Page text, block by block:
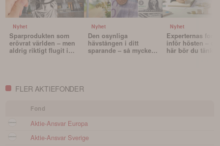
Nyhet
Sparprodukten som
erövrat världen – men
aldrig riktigt flugit i
Nyhet
Den osynliga
hävstången i ditt
sparande – så mycket
Nyhet
Experternas
inför hösten –
här bör du tänka
FLER AKTIEFONDER
Fond
Aktie-Ansvar Europa
Aktie-Ansvar Sverige